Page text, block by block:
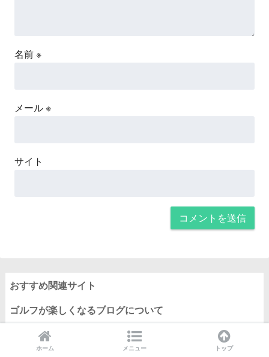
名前※
メール※
サイト
おすすめ関連サイト
ゴルフが楽しくなるブログについて
管理人ご挨拶
ホーム メニュー トップ